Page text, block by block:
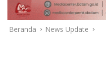
Beranda News Update